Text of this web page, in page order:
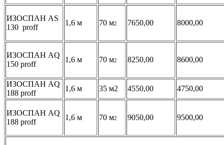
ИЗОСПАН АS
130 proff
1,6 м 70 м2 7650,00 8000,00
ИЗОСПАН АQ
150 proff
1,6 м 70 м2 8250,00 8600,00
ИЗОСПАН AQ
188 proff
1,6 м 35 м2 4550,00 4750,00
ИЗОСПАН АQ
188 proff
1,6 м 70 м2 9050,00 9500,00